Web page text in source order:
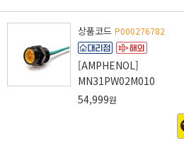
상품코드 P000276782
[AMPHENOL]
MN31PW02M010
54,999원